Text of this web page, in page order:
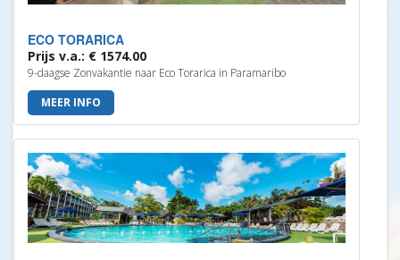
ECO TORARICA
Prijs v.a.: € 1574.00
9-daagse Zonvakantie naar Eco Torarica in Paramaribo
MEER INFO